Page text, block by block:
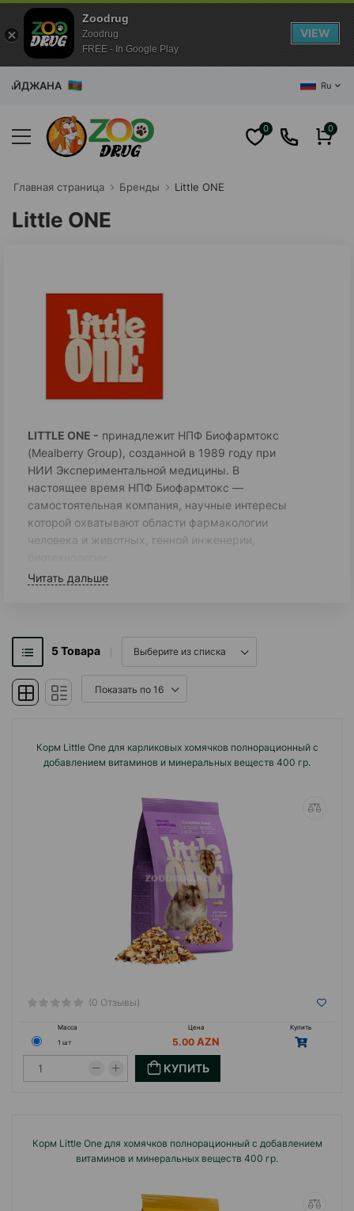
Ru
0 0
Главная cтраница Бренды Little ONE
Little ONE
LITTLE ONE - принадлежит НПФ Биофармтокс
(Mealberry Group), созданной в 1989 году при
НИИ Экспериментальной медицины. В
настоящее время НПФ Биофармтокс —
самостоятельная компания, научные интересы
которой охватывают области фармакологии
человека и животных, генной инженерии,
лет. Продукция разрабатывается группой
ветеринаров и биологов в тесном
сотрудничестве с ведущими заводчиками
животных. Сегодня Mealberry Group является
в Германии и России.
корма, специализированные рационы,
игрушки-лакомства, средства по уходу для
декоративных животных.
Читать дальше
5Товара
Корм Little One для карликовых хомячков полнорационный с
добавлением витаминов и минеральных веществ 400 гр.
(0 Отзывы)
Масса Цена
Купить
1 шт
5.00
КУПИТЬ
Корм Little One для хомячков полнорационный с добавлением
витаминов и минеральных веществ 400 гр.
Zoodrug
Zoodrug
FREE - In Google Play
VIEW